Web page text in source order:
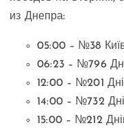
из Днепра:
05:00 – №38
06:23 – №796
12:00 – №201
14:00 – №732
15:00 – №212